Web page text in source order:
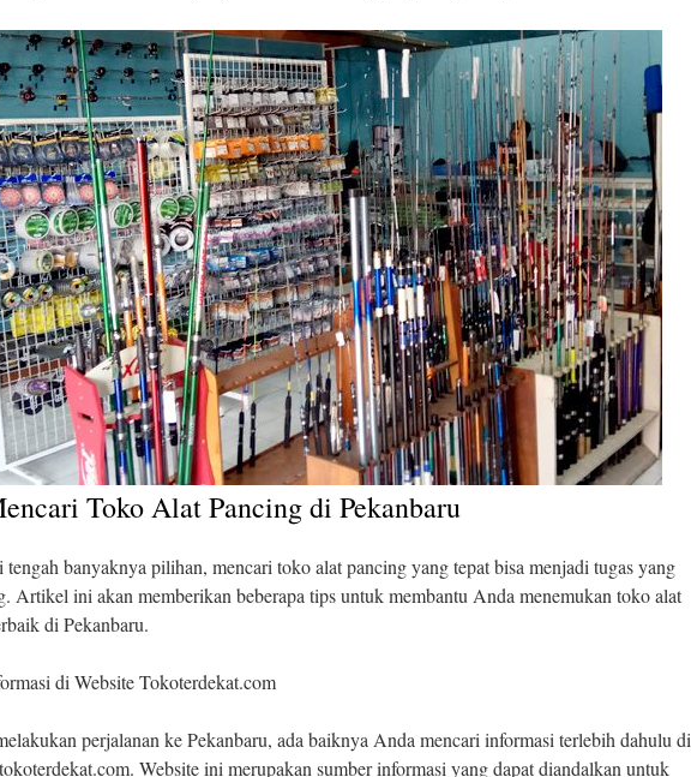
Toko Alat Pancing di Pekanbaru
banyaknya pilihan, mencari toko alat pancing yang tepat bisa menjadi tugas yang
Artikel ini akan memberikan beberapa tips untuk membantu Anda menemukan toko alat
di Pekanbaru.
di Website Tokoterdekat.com
perjalanan ke Pekanbaru, ada baiknya Anda mencari informasi terlebih dahulu di
Website ini merupakan sumber informasi yang dapat diandalkan untuk